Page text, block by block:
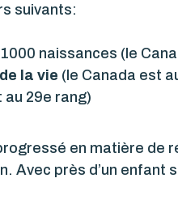
suivants:
naissances (le
la vie (le Canada est
au 29e rang)
en matière de
Avec près d’un enfant